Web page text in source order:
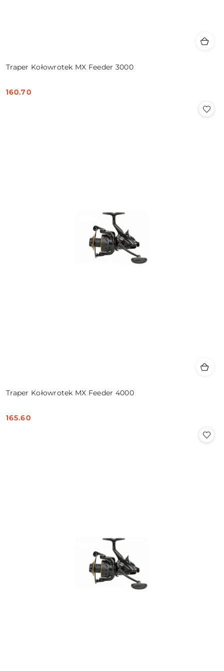
Traper Kołowrotek MX Feeder 3000
Cena:
160.70
Traper Kołowrotek MX Feeder 4000
Cena:
165.60